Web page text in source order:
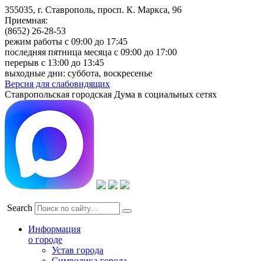
355035, г. Ставрополь, просп. К. Маркса, 96
Приемная:
(8652) 26-28-53
режим работы с 09:00 до 17:45
последняя пятница месяца с 09:00 до 17:00
перерыв с 13:00 до 13:45
выходные дни: суббота, воскресенье
Версия для слабовидящих
Ставропольская городская Дума в социальных сетях
Search
Информация
о городе
Устав города